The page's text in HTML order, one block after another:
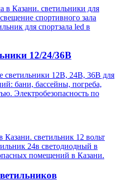
в Казани. светильники для
спортивного зала
для спортзала led в
12/24/36В
светильники 12В, 24В, 36В для
бани, бассейны, погреба,
Электробезопасность по
Казани. светильник 12 вольт
24в светодиодный в
помещений в Казани.